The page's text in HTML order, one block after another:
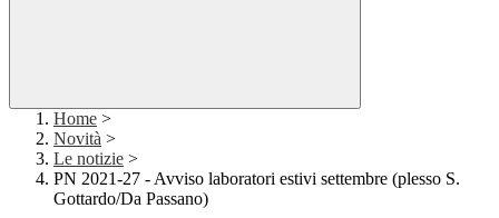
Home >
Novità >
Le notizie >
PN 2021-27 - Avviso laboratori estivi settembre (plesso S.
Gottardo/Da Passano)